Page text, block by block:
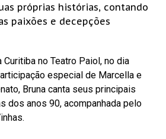
próprias histórias, contando
paixões e decepções
Curitiba no Teatro Paiol, no dia
especial de Marcella e
Bruna canta seus principais
dos anos 90, acompanhada pelo